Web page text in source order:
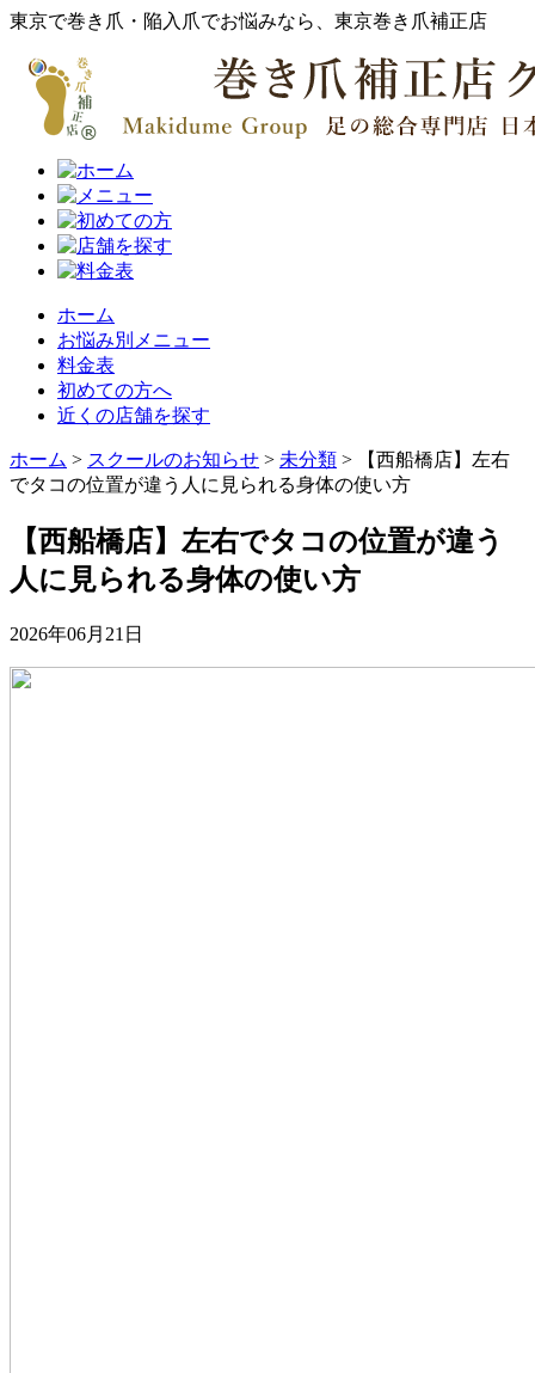
東京で巻き爪・陥入爪でお悩みなら、東京巻き爪補正店
ホーム
お悩み別メニュー
料金表
初めての方へ
近くの店舗を探す
ホーム > スクールのお知らせ > 未分類 >
【西船橋店】左右
でタコの位置が違う人に見られる身体の使い方
【西船橋店】左右でタコの位置が違う
人に見られる身体の使い方
2026年06月21日